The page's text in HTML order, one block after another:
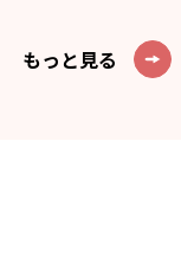
もっと見る